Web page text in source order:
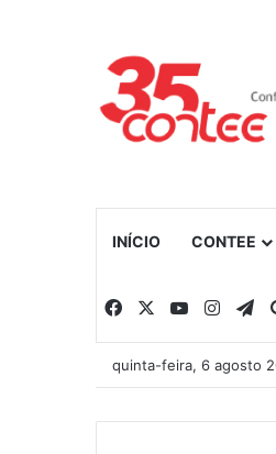
INÍCIO CONTEE
Facebook YouTube
quinta-feira, 6 agosto